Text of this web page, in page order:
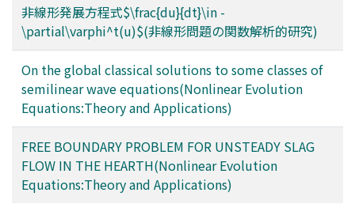
非線形発展方程式$\frac{du}{dt}\in -
\partial\varphi^t(u)$(非線形問題の関数解析的研究)
On the global classical solutions to some classes of
semilinear wave equations(Nonlinear Evolution
Equations:Theory and Applications)
FREE BOUNDARY PROBLEM FOR UNSTEADY SLAG
FLOW IN THE HEARTH(Nonlinear Evolution
Equations:Theory and Applications)